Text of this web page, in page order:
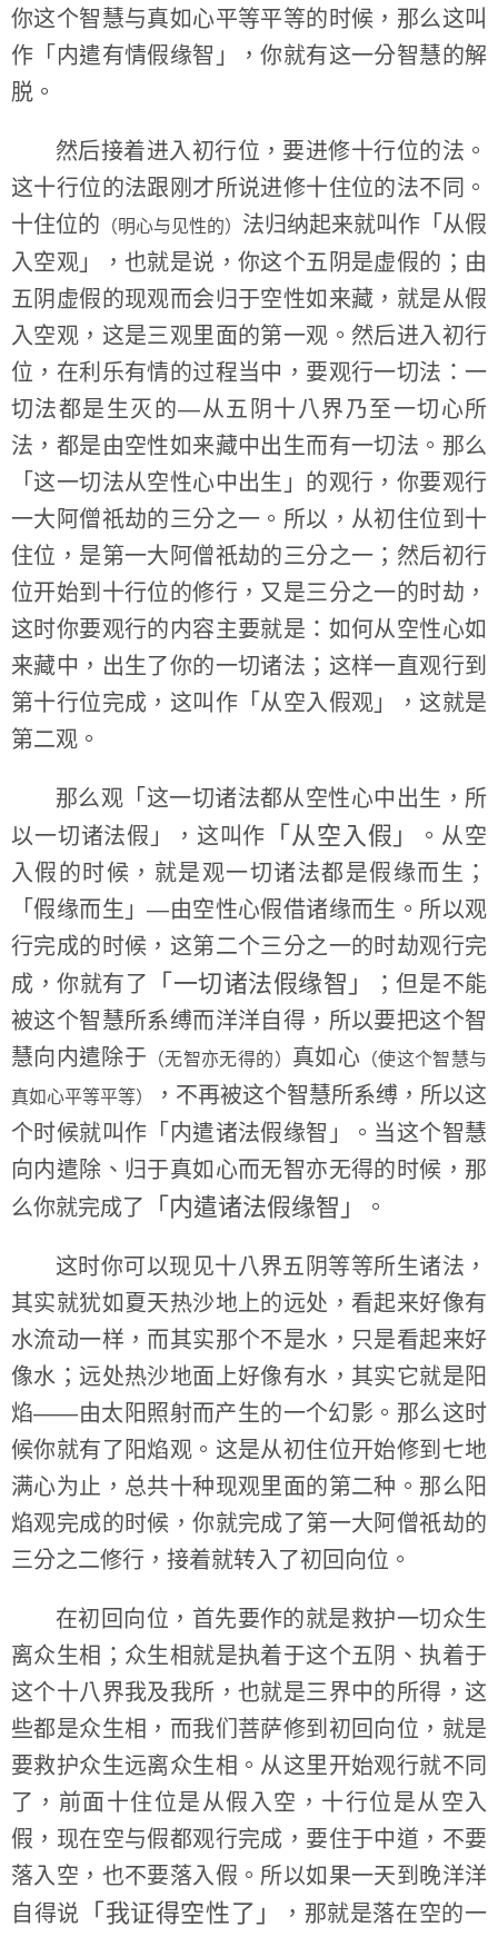
你这个智慧与真如心平等平等的时候，那么这叫
作「内遣有情假缘智」，你就有这一分智慧的解
脱。
然后接着进入初行位，要进修十行位的法。
这十行位的法跟刚才所说进修十住位的法不同。
十住位的 （明心与见性的） 法归纳起来就叫作「从假
入空观」，也就是说，你这个五阴是虚假的；由
五阴虚假的现观而会归于空性如来藏，就是从假
入空观，这是三观里面的第一观。然后进入初行
位，在利乐有情的过程当中，要观行一切法：一
切法都是生灭的—从五阴十八界乃至一切心所
法，都是由空性如来藏中出生而有一切法。那么
「这一切法从空性心中出生」的观行，你要观行
一大阿僧祇劫的三分之一。所以，从初住位到十
住位，是第一大阿僧祇劫的三分之一；然后初行
位开始到十行位的修行，又是三分之一的时劫，
这时你要观行的内容主要就是：如何从空性心如
来藏中，出生了你的一切诸法；这样一直观行到
第十行位完成，这叫作「从空入假观」，这就是
第二观。
那么观「这一切诸法都从空性心中出生，所
以一切诸法假」，这叫作
「从空入假」
。从空
入假的时候，就是观一切诸法都是假缘而生；
「假缘而生」—由空性心假借诸缘而生。所以观
行完成的时候，这第二个三分之一的时劫观行完
成，你就有了
「一切诸法假缘智」
；但是不能
被这个智慧所系缚而洋洋自得，所以要把这个智
慧向内遣除于 （无智亦无得的） 真如心 （使这个智慧与
真如心平等平等）
，不再被这个智慧所系缚，所以这
个时候就叫作「内遣诸法假缘智」。当这个智慧
向内遣除、归于真如心而无智亦无得的时候，那
么你就完成了
「内遣诸法假缘智」 。
这时你可以现见十八界五阴等等所生诸法，
其实就犹如夏天热沙地上的远处，看起来好像有
水流动一样，而其实那个不是水，只是看起来好
像水；远处热沙地面上好像有水，其实它就是阳
焰——由太阳照射而产生的一个幻影。那么这时
候你就有了阳焰观。这是从初住位开始修到七地
满心为止，总共十种现观里面的第二种。那么阳
焰观完成的时候，你就完成了第一大阿僧祇劫的
三分之二修行，接着就转入了初回向位。
在初回向位，首先要作的就是救护一切众生
离众生相；众生相就是执着于这个五阴、执着于
这个十八界我及我所，也就是三界中的所得，这
些都是众生相，而我们菩萨修到初回向位，就是
要救护众生远离众生相。从这里开始观行就不同
了，前面十住位是从假入空，十行位是从空入
假，现在空与假都观行完成，要住于中道，不要
落入空，也不要落入假。所以如果一天到晚洋洋
自得说
「我证得空性了」
，那就是落在空的一